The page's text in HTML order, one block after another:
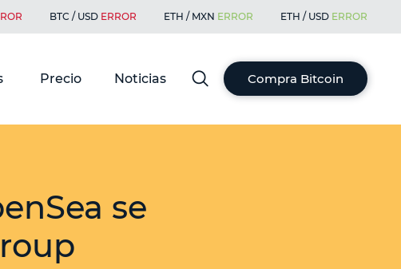
BTC / USD ERROR ETH / MXN ERROR ETH / USD ERROR
Precio Noticias Compra Bitcoin
se